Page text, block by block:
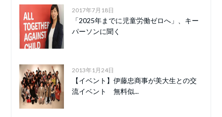
2017年7月18日
「2025年までに児童労働ゼロへ」、キー
パーソンに聞く
2013年1月24日
【イベント】伊藤忠商事が美大生との交
流イベント 無料似...